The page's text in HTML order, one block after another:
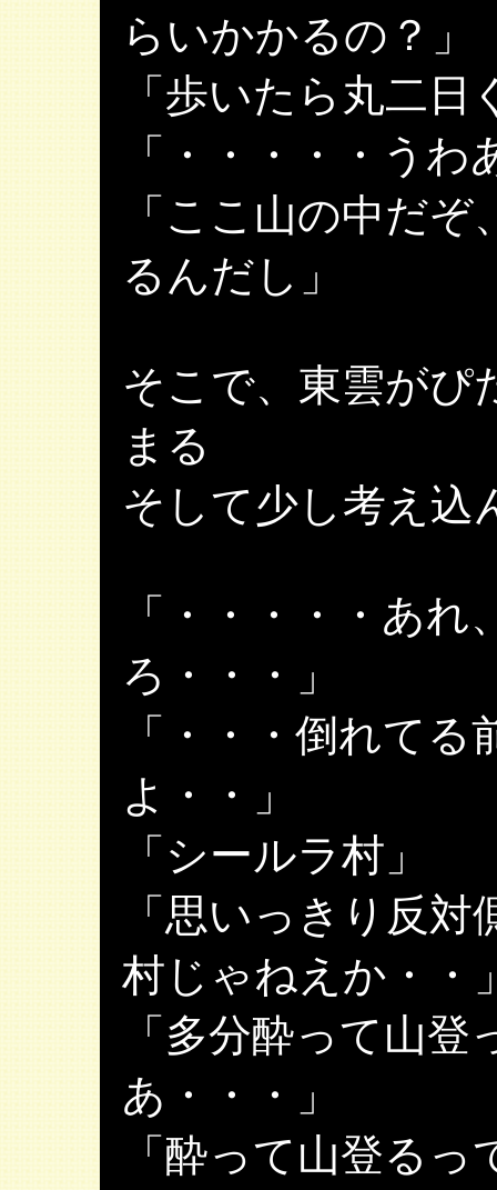
らいかかるの？」
「歩いたら丸二日
「・・・・・う
「ここ山の中だ
るんだし」
そこで、東雲がぴ
まる
そして少し考え込
「・・・・・あ
ろ・・・」
「・・・倒れて
よ・・」
「シールラ村」
「思いっきり反
村じゃねえか・・
「多分酔って山
あ・・・」
「酔って山登る